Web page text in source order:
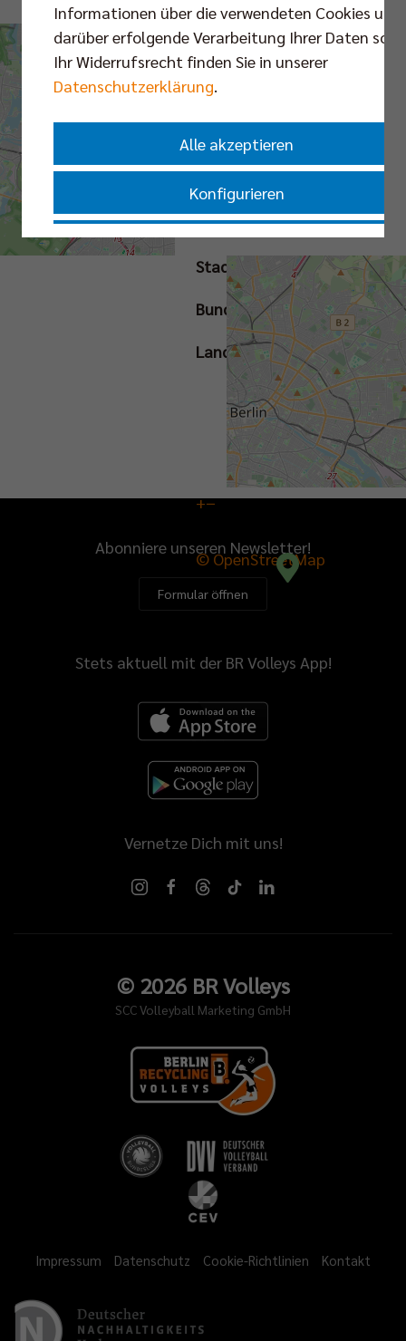
DVV-Pokal |
Viertelfinale
Tickets
+−
© OpenStreetMap
Straße
Stadt
Bundesland
Land
Abonniere unseren Newsletter!
Formular öffnen
Stets aktuell mit der BR Volleys App!
Vernetze Dich mit uns!
© 2026BR Volleys
SCC Volleyball Marketing GmbH
Impressum Datenschutz Cookie-Richtlinien Kontakt
Informationen über die verwendeten Cookies und
darüber erfolgende Verarbeitung Ihrer Daten
Ihr Widerrufsrecht finden Sie in unserer
Datenschutzerklärung.
Alle akzeptieren
Konfigurieren
Nur essenzielle Cookies akzeptieren
|Datenschutzerklärung